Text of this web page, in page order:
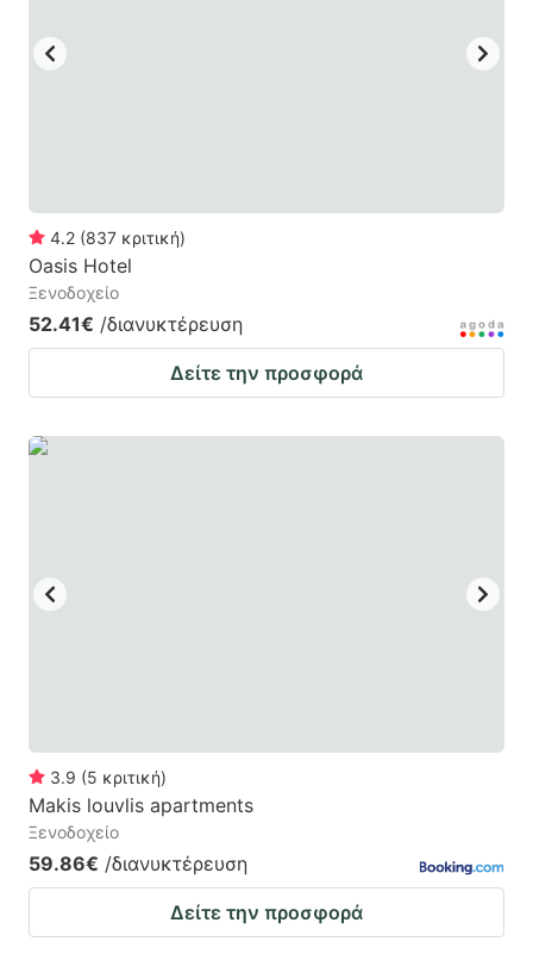
for
changing
dates.
4.2 (837 κριτική)
Oasis Hotel
Ξενοδοχείο
52.41€ /διανυκτέρευση
Δείτε την προσφορά
3.9 (5 κριτική)
Makis louvlis apartments
Ξενοδοχείο
59.86€ /διανυκτέρευση
Δείτε την προσφορά